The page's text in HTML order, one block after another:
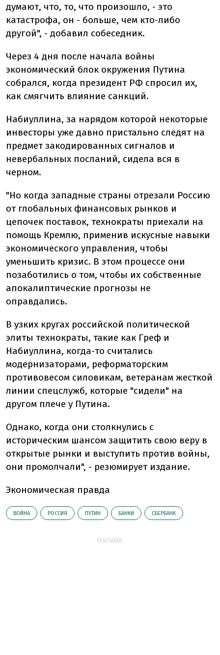
думают, что, то, что произошло, - это
катастрофа, он - больше, чем кто-либо
другой", - добавил собеседник.
Через 4 дня после начала войны
экономический блок окружения Путина
собрался, когда президент РФ спросил их,
как смягчить влияние санкций.
Набиуллина, за нарядом которой некоторые
инвесторы уже давно пристально следят на
предмет закодированных сигналов и
невербальных посланий, сидела вся в
черном.
"Но когда западные страны отрезали Россию
от глобальных финансовых рынков и
цепочек поставок, технократы приехали на
помощь Кремлю, применив искусные навыки
экономического управления, чтобы
уменьшить кризис. В этом процессе они
позаботились о том, чтобы их собственные
апокалиптические прогнозы не
оправдались.
В узких кругах российской политической
элиты технократы, такие как Греф и
Набиуллина, когда-то считались
модернизаторами, реформаторским
противовесом силовикам, ветеранам жесткой
линии спецслужб, которые "сидели" на
другом плече у Путина.
Однако, когда они столкнулись с
историческим шансом защитить свою веру в
открытые рынки и выступить против войны,
они промолчали", - резюмирует издание.
Экономическая правда
ВОЙНА РОССИЯ ПУТИН БАНКИ СБЕРБАНК
РЕКЛАМА: